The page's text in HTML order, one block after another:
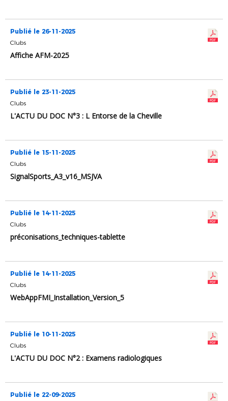
Publié le 26-11-2025
Clubs
Affiche AFM-2025
Publié le 23-11-2025
Clubs
L'ACTU DU DOC N°3 : L Entorse de la Cheville
Publié le 15-11-2025
Clubs
SignalSports_A3_v16_MSJVA
Publié le 14-11-2025
Clubs
préconisations_techniques-tablette
Publié le 14-11-2025
Clubs
WebAppFMI_Installation_Version_5
Publié le 10-11-2025
Clubs
L'ACTU DU DOC N°2 : Examens radiologiques
Publié le 22-09-2025